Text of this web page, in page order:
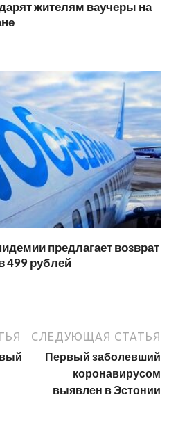
жителям ваучеры на
предлагает возврат
499 рублей
СЛЕДУЮЩАЯ СТАТЬЯ
Первый заболевший
коронавирусом
выявлен в Эстонии